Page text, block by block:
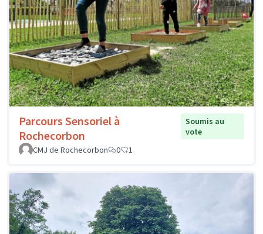
Parcours Sensoriel à
Rochecorbon
Soumis au
vote
CMJ de Rochecorbon
0 1